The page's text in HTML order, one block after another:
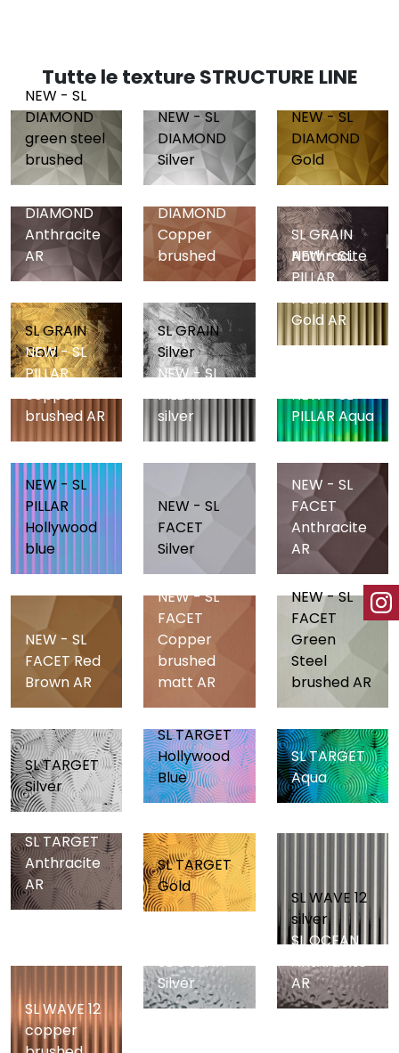
Tutte le texture STRUCTURE LINE
NEW - SL
DIAMOND
green steel
brushed
NEW - SL
DIAMOND
Silver
NEW - SL
DIAMOND
Gold
NEW - SL
DIAMOND
Anthracite
AR
NEW - SL
DIAMOND
Copper
brushed
SL GRAIN
Anthracite
SL GRAIN
Gold
SL GRAIN
Silver
NEW - SL
PILLAR
Fashion
Gold AR
NEW - SL
PILLAR
copper
brushed AR
NEW - SL
PILLAR
silver
NEW - SL
PILLAR Aqua
NEW - SL
PILLAR
Hollywood
blue
NEW - SL
FACET
Silver
NEW - SL
FACET
Anthracite
AR
NEW - SL
FACET Red
Brown AR
NEW - SL
FACET
Copper
brushed
matt AR
NEW - SL
FACET
Green
Steel
brushed AR
SL TARGET
Silver
SL TARGET
Hollywood
Blue
SL TARGET
Aqua
SL TARGET
Anthracite
AR
SL TARGET
Gold
SL WAVE 12
silver
SL WAVE 12
copper
SL OCEAN
Silver
SL OCEAN
Anthracite
AR